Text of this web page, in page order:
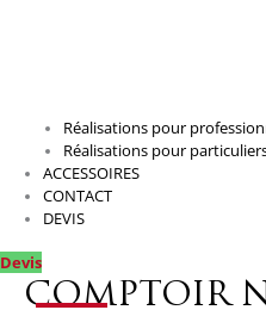
Réalisations pour
Réalisations pour
ACCESSOIRES
CONTACT
DEVIS
Devis
COMPTOIR